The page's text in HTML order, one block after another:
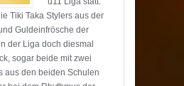
Tiki Taka Stylers aus der
Guldeinfrösche der
der Liga doch diesmal
sogar beide mit zwei
aus den beiden Schulen